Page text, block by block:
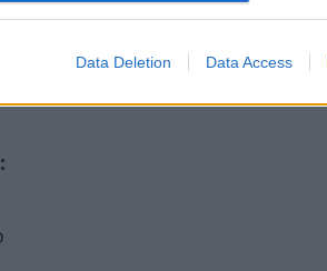
Data Deletion Data Access